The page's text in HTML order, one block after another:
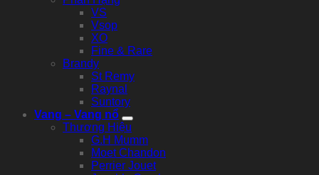
VS
Vsop
XO
Fine & Rare
Brandy
St Remy
Raynal
Suntory
Vang – Vang nổ
Thương Hiệu
G.H Mumm
Moet Chandon
Perrier Jouet